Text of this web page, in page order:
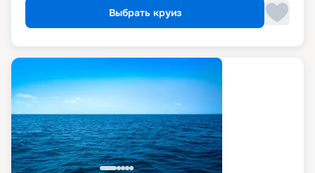
Выбрать круиз